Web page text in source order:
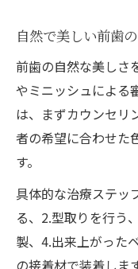
自然で美しい前歯
前歯の自然な美しさ
やミニッシュによる
は、まずカウンセリ
者の希望に合わせた
す。
具体的な治療ステッ
る、2.型取りを行う
製、4.出来上がった
の接着材で装着しま